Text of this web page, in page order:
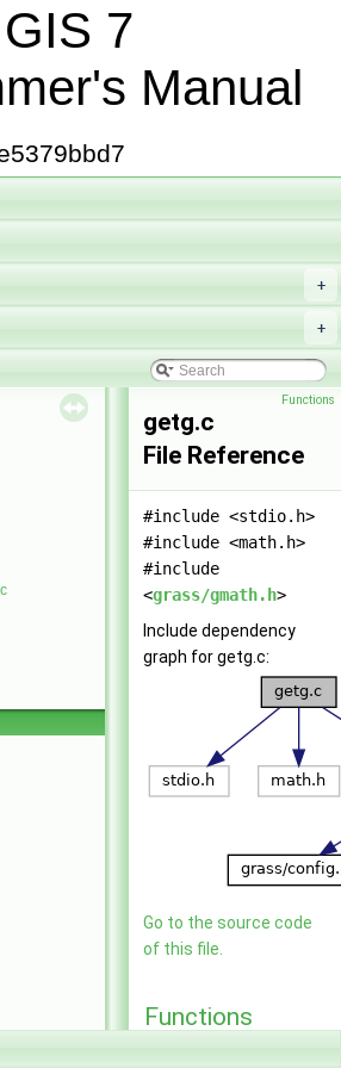
7
Manual
+
+
Functions
getg.c
File Reference
#include <stdio.h>
#include <math.h>
#include
<grass/gmath.h>
Include dependency
graph for getg.c:
Go to the source code
of this file.
Functions